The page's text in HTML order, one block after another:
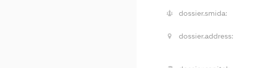
dossier.smida:
dossier.address: